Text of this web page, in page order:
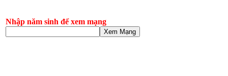
Nhập năm sinh để xem mạng
Xem Mạng